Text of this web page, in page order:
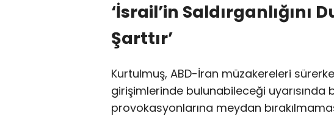
‘İsrail’in Saldırganlığını
Şarttır’
Kurtulmuş, ABD-İran müzakereleri
girişimlerinde bulunabileceği uyarısında
provokasyonlarına meydan